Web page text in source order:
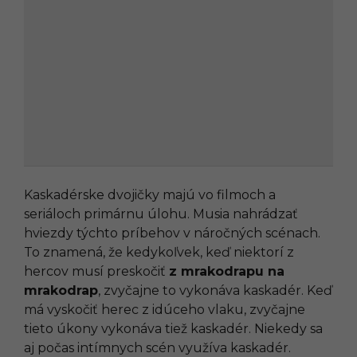
Kaskadérske dvojičky majú vo filmoch a
seriáloch primárnu úlohu. Musia nahrádzať
hviezdy týchto príbehov v náročných scénach.
To znamená, že kedykoľvek, keď niektorí z
hercov musí preskočiť z mrakodrapu na
mrakodrap, zvyčajne to vykonáva kaskadér. Keď
má vyskočiť herec z idúceho vlaku, zvyčajne
tieto úkony vykonáva tiež kaskadér. Niekedy sa
aj počas intímnych scén využíva kaskadér.